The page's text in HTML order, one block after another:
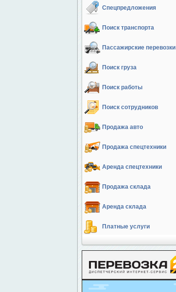
Спецпредложения
Поиск транспорта
Пассажирские перевозки
Поиск груза
Поиск работы
Поиск сотрудников
Продажа авто
Продажа спецтехники
Аренда спецтехники
Продажа склада
Аренда склада
Платные услуги